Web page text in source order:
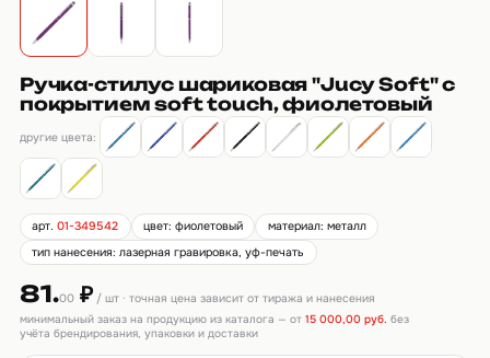
Ручка-стилус шариковая "Jucy Soft" с
покрытием soft touch, фиолетовый
другие цвета:
арт.01-349542 цвет: фиолетовый
материал: металл
тип нанесения: лазерная гравировка, уф-печать
81.00₽/ шт · точная цена зависит от тиража и нанесения
минимальный заказ на продукцию из каталога — от 15 000,00 руб. без
учёта брендирования, упаковки и доставки